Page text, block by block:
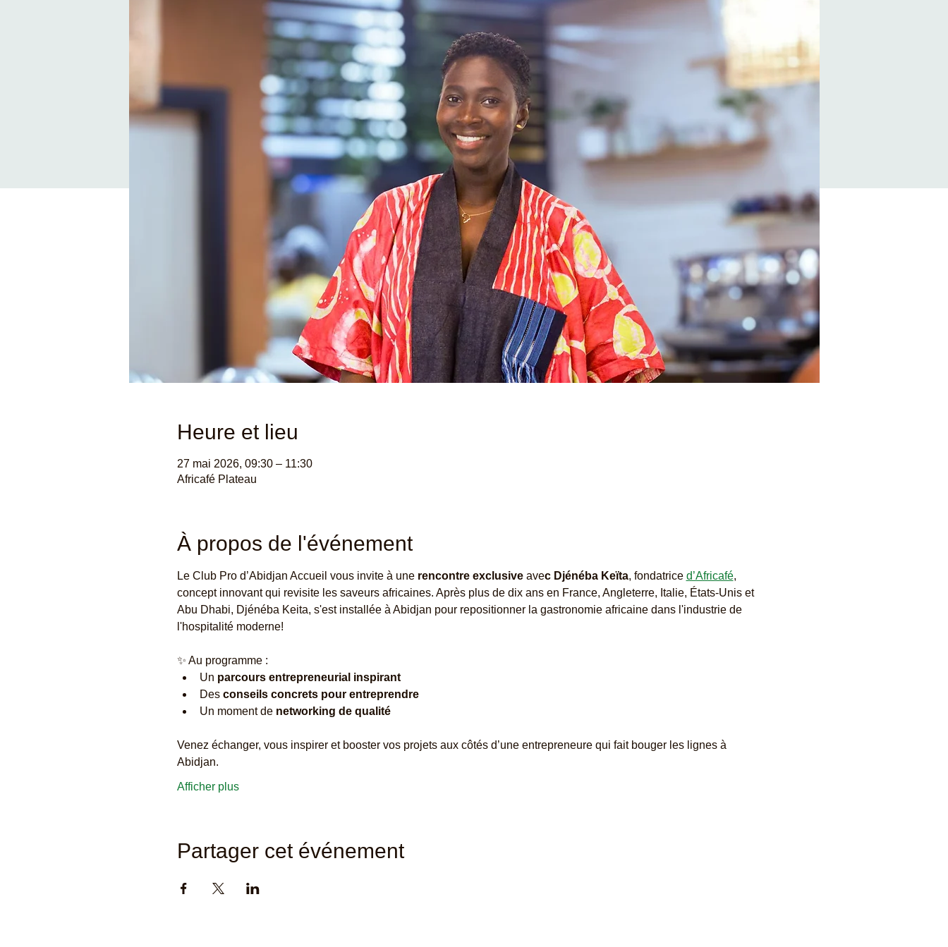
Heure et lieu
27 mai 2026, 09:30 – 11:30
Africafé Plateau
À propos de l'événement
Le Club Pro d’Abidjan Accueil vous invite à une rencontre exclusive avec Djénéba Keïta, fondatrice d’Africafé,
concept innovant qui revisite les saveurs africaines. Après plus de dix ans en France, Angleterre, Italie, États-Unis et
Abu Dhabi, Djénéba Keita, s'est installée à Abidjan pour repositionner la gastronomie africaine dans l'industrie de
l'hospitalité moderne!
✨ Au programme :
Un parcours entrepreneurial inspirant
Des conseils concrets pour entreprendre
Un moment de networking de qualité
Venez échanger, vous inspirer et booster vos projets aux côtés d’une entrepreneure qui fait bouger les lignes à
Abidjan.
Afficher plus
Partager cet événement